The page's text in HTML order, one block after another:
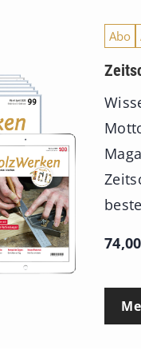
Abo
74,00